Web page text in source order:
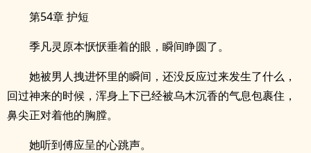
第54章 护短
季凡灵原本恹恹垂着的眼，瞬间睁圆了。
她被男人拽进怀里的瞬间，还没反应过来发生了什么，
回过神来的时候，浑身上下已经被乌木沉香的气息包裹住，
鼻尖正对着他的胸膛。
她听到傅应呈的心跳声。